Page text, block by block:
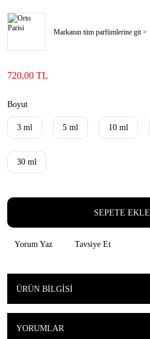
Markanın tüm parfümlerine git >
720,00 TL
Boyut
3 ml 5 ml 10 ml
30 ml
SEPETE EKLE
Yorum Yaz Tavsiye Et
ÜRÜN BILGISI
YORUMLAR